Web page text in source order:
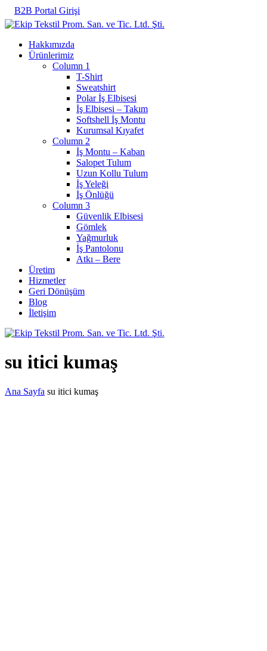
B2B Portal Girişi
Hakkımızda
Ürünlerimiz
Column 1
T-Shirt
Sweatshirt
Polar İş Elbisesi
İş Elbisesi – Takım
Softshell İş Montu
Kurumsal Kıyafet
Column 2
İş Montu – Kaban
Salopet Tulum
Uzun Kollu Tulum
İş Yeleği
İş Önlüğü
Column 3
Güvenlik Elbisesi
Gömlek
Yağmurluk
İş Pantolonu
Atkı – Bere
Üretim
Hizmetler
Geri Dönüşüm
Blog
İletişim
su itici kumaş
Ana Sayfa su itici kumaş